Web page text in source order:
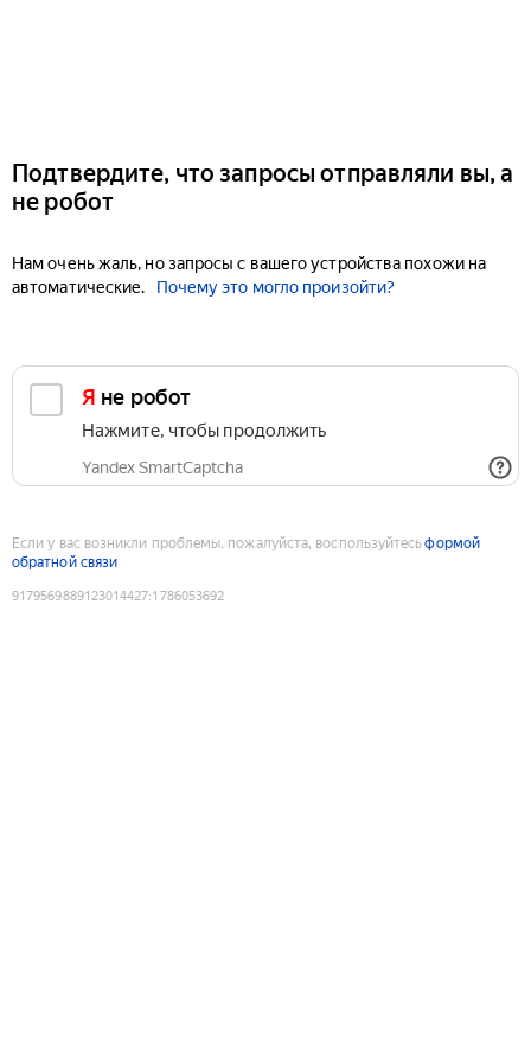
Подтвердите, что запросы отправляли вы, а
не робот
Нам очень жаль, но запросы с вашего устройства похожи на
автоматические.
Почему это могло произойти?
Я не робот
Нажмите, чтобы продолжить
Yandex SmartCaptcha
Если у вас возникли проблемы, пожалуйста, воспользуйтесьформой
обратной связи
9179569889123014427:1786053692